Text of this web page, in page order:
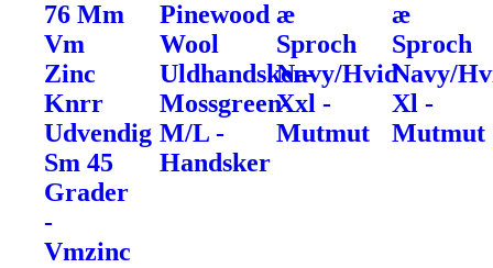
76 Mm
Vm
Zinc
Knrr
Udvendig
Sm 45
Grader
-
Vmzinc
Pinewood
Wool
Uldhandsker-
Mossgreen-
M/L -
Handsker
æ
Sproch
Navy/Hvid
Xxl -
Mutmut
æ
Sproch
Navy/
Xl -
Mutmut